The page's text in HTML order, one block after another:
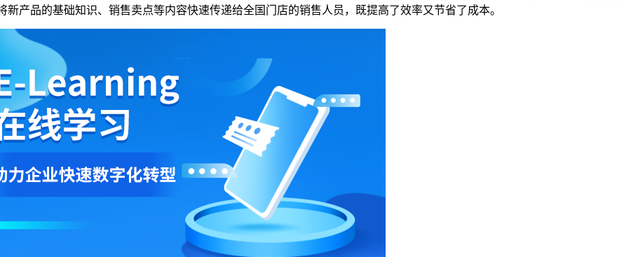
新产品的基础知识、销售卖点等内容快速传递给全国 门店的销售人员，既提高了效率又节省了成本。